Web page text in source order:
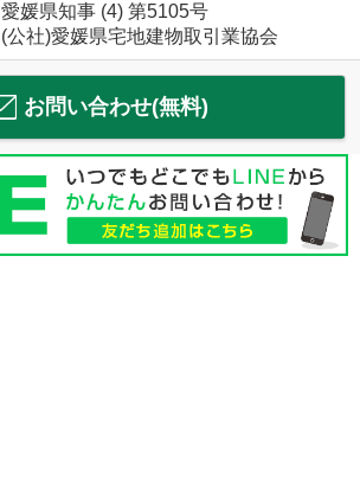
愛媛県知事 (4) 第5105号
(公社)愛媛県宅地建物取引業協会
お問い合わせ(無料)